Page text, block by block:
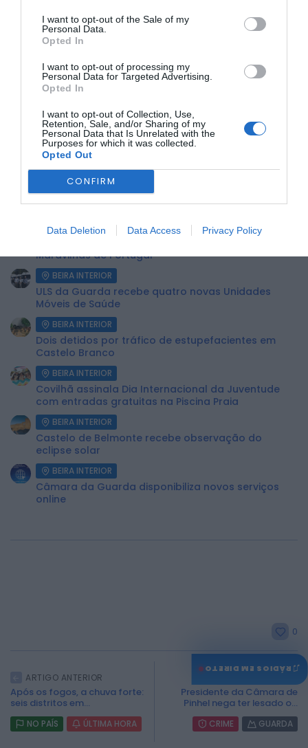
I want to opt-out of the Sale of my
Personal Data.
Opted In
I want to opt-out of processing my
Personal Data for Targeted Advertising.
Opted In
I want to opt-out of Collection, Use,
Retention, Sale, and/or Sharing of my
Personal Data that Is Unrelated with the
Purposes for which it was collected.
Opted Out
CONFIRM
Data Deletion Data Access Privacy Policy
Os suspeitos foram detidos e constituídos arguidos e os
factos foram comunicados ao Tribunal Judicial do Fundão.
Investigação Criminal (NIC) do Fundão.
ÚLTIMA HORA:
ECONOMIA
Preços dos combustíveis podem cair mais de 12
cêntimos por litro já...
BEIRA INTERIOR
Maravilhas de Portugal
BEIRA INTERIOR
ULS da Guarda recebe quatro novas Unidades
Móveis de Saúde
BEIRA INTERIOR
Dois detidos por tráfico de estupefacientes em
Castelo Branco
BEIRA INTERIOR
Covilhã assinala Dia Internacional da Juventude
com entradas gratuitas na Piscina Praia
BEIRA INTERIOR
Castelo de Belmonte recebe observação do
eclipse solar
BEIRA INTERIOR
Câmara da Guarda disponibiliza novos serviços
online
0
ARTIGO ANTERIOR
Após os fogos, a chuva forte:
seis distritos em...
NO PAÍS ÚLTIMA HORA
Presidente da Câmara de
Pinhel nega ter lesado o...
CRIME GUARDA
♫
RÁDIOS EM DIRETO